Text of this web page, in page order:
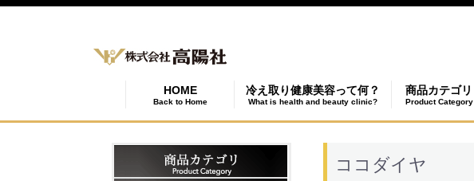
HOME
Back to Home
冷え取り健康美容って何？
What is health and beauty clinic?
商品カテゴリ
Product Category
ココダイヤ